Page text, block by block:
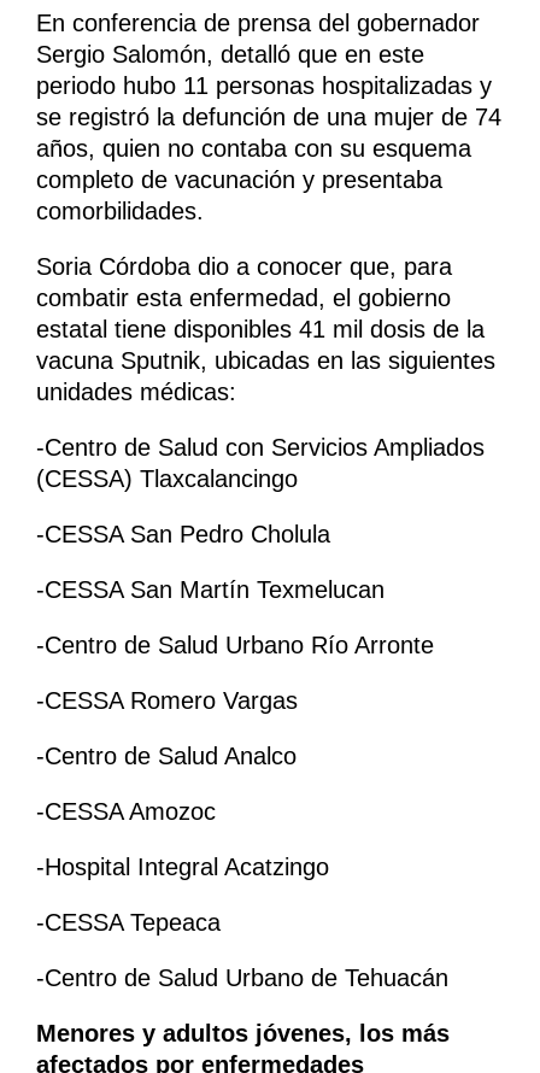
En conferencia de prensa del gobernador
Sergio Salomón, detalló que en este
periodo hubo 11 personas hospitalizadas y
se registró la defunción de una mujer de 74
años, quien no contaba con su esquema
completo de vacunación y presentaba
comorbilidades.
Soria Córdoba dio a conocer que, para
combatir esta enfermedad, el gobierno
estatal tiene disponibles 41 mil dosis de la
vacuna Sputnik, ubicadas en las siguientes
unidades médicas:
-Centro de Salud con Servicios Ampliados
(CESSA) Tlaxcalancingo
-CESSA San Pedro Cholula
-CESSA San Martín Texmelucan
-Centro de Salud Urbano Río Arronte
-CESSA Romero Vargas
-Centro de Salud Analco
-CESSA Amozoc
-Hospital Integral Acatzingo
-CESSA Tepeaca
-Centro de Salud Urbano de Tehuacán
Menores y adultos jóvenes, los más
afectados por enfermedades